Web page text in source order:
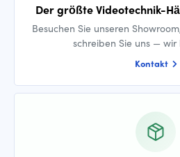
Der größte Videotechnik-
Besuchen Sie unseren
schreiben Sie uns —
Kontakt